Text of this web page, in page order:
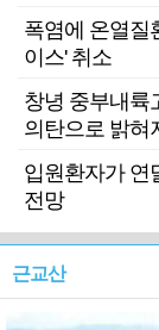
폭염에 온열질
이스' 취소
창녕 중부내
의탄으로 밝혀
입원환자가 연
전망
근교산